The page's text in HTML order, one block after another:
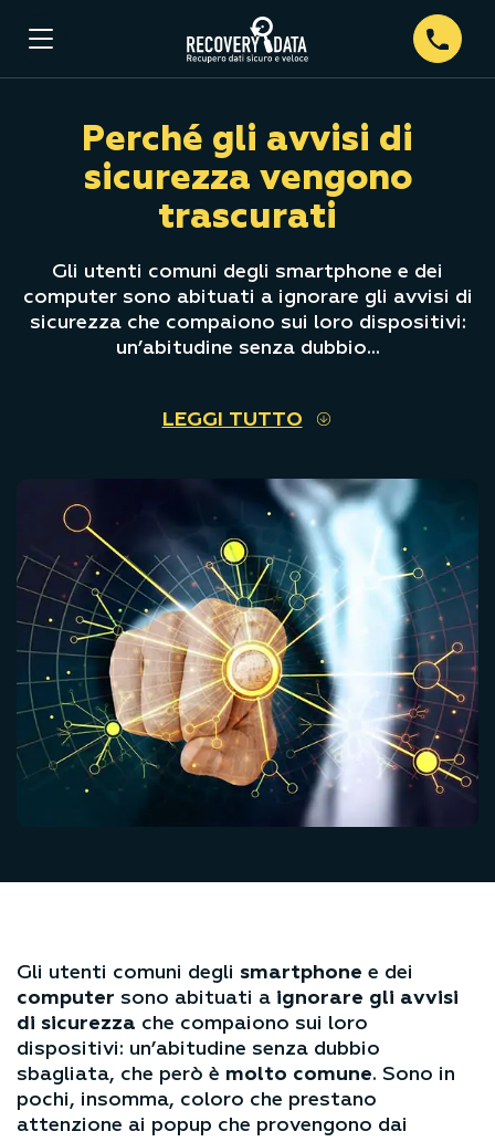
Perché gli avvisi di
sicurezza vengono
trascurati
Gli utenti comuni degli smartphone e dei
computer sono abituati a ignorare gli avvisi di
sicurezza che compaiono sui loro dispositivi:
un’abitudine senza dubbio...
LEGGI TUTTO
Gli utenti comuni degli smartphone e dei
computer sono abituati a ignorare gli avvisi
di sicurezza che compaiono sui loro
dispositivi: un’abitudine senza dubbio
sbagliata, che però è molto comune. Sono in
pochi, insomma, coloro che prestano
attenzione ai popup che provengono dai